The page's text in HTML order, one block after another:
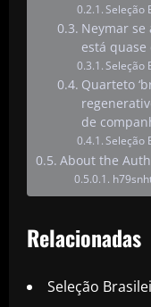
Seleção
Neymar se
está
Seleção
Quarteto
de
Seleção
About the
Relacionadas
Seleção